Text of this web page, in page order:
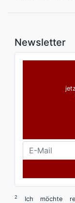
Newsletter
2 Ich möchte